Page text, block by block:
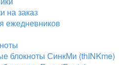
на заказ
ежедневников
блокноты СинкМи (thINKme)